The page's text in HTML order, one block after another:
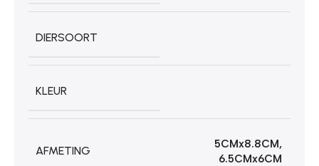
DIERSOORT
KLEUR
AFMETING
5CMx8.8CM,
6.5CMx6CM